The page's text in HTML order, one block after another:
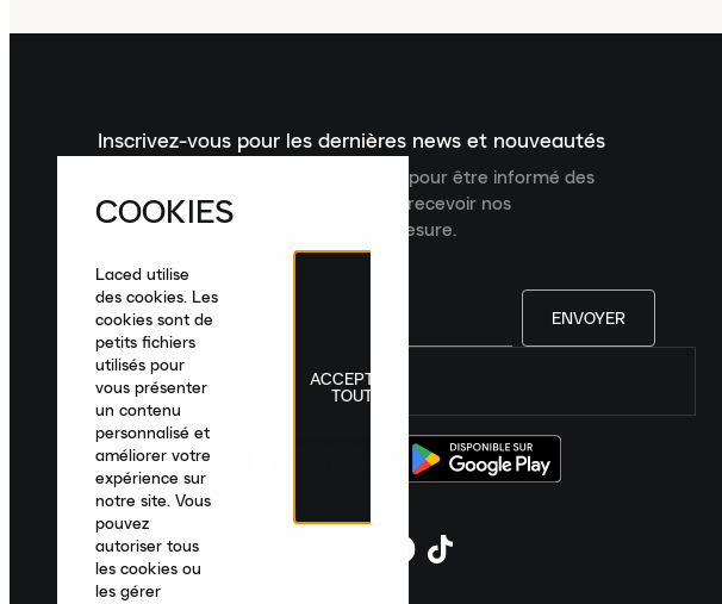
Inscrivez-vous pour les dernières news et nouveautés
Inscrivez-vous à la newsletter Laced pour être informé des
dernières nouveautés, collections et recevoir nos
recommandations de produits sur mesure.
ENVOYER
France|Français
COOKIES
Laced utilise
des cookies. Les
cookies sont de
petits fichiers
utilisés pour
vous présenter
un contenu
personnalisé et
améliorer votre
expérience sur
notre site. Vous
pouvez
autoriser tous
les cookies ou
les gérer
ACCEPTER
TOUT